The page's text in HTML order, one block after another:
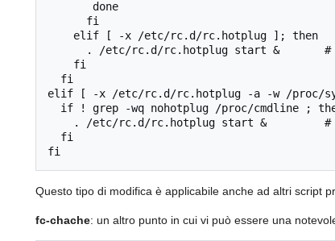
elif [ -x /etc/rc.d/rc.hotplug -a -w /proc/
Questo tipo di modifica è applicabile anche ad altri script
fc-chache: un altro punto in cui vi può essere una